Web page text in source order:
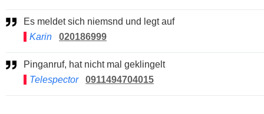
Es meldet sich niemsnd und legt auf
Karin
020186999
Pinganruf, hat nicht mal geklingelt
Telespector
0911494704015